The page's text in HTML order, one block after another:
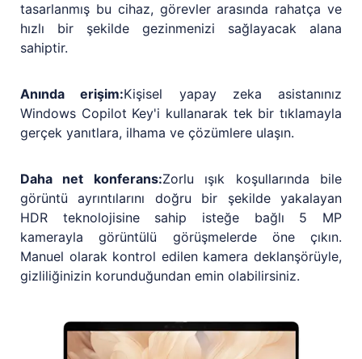
tasarlanmış bu cihaz, görevler arasında rahatça ve
hızlı bir şekilde gezinmenizi sağlayacak alana
sahiptir.
Anında erişim:Kişisel yapay zeka asistanınız
Windows Copilot Key'i kullanarak tek bir tıklamayla
gerçek yanıtlara, ilhama ve çözümlere ulaşın.
Daha net konferans:Zorlu ışık koşullarında bile
görüntü ayrıntılarını doğru bir şekilde yakalayan
HDR teknolojisine sahip isteğe bağlı 5 MP
kamerayla görüntülü görüşmelerde öne çıkın.
Manuel olarak kontrol edilen kamera deklanşörüyle,
gizliliğinizin korunduğundan emin olabilirsiniz.